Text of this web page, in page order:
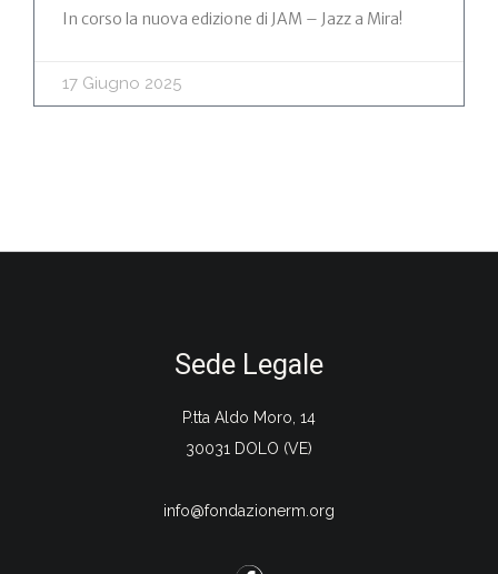
In corso la nuova edizione di JAM – Jazz a Mira!
17 Giugno 2025
Sede Legale
P.tta Aldo Moro, 14
30031 DOLO (VE)
info@fondazionerm.org